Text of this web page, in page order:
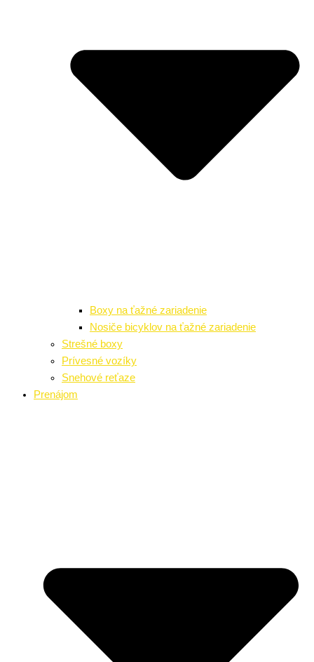
Boxy na ťažné zariadenie
Nosiče bicyklov na ťažné zariadenie
Strešné boxy
Prívesné vozíky
Snehové reťaze
Prenájom